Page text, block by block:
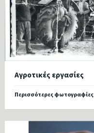
Αγροτικές εργασίες
Περισσότερες φωτογραφίες